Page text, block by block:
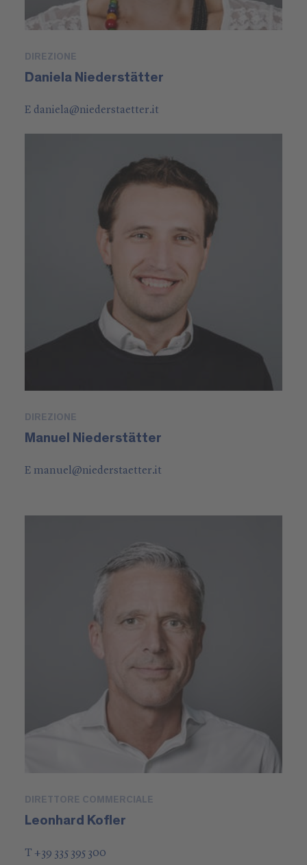
DIREZIONE
Daniela Niederstätter
E daniela@niederstaetter.it
DIREZIONE
Manuel Niederstätter
E manuel@niederstaetter.it
DIRETTORE COMMERCIALE
Leonhard Kofler
T +39 335 395 300